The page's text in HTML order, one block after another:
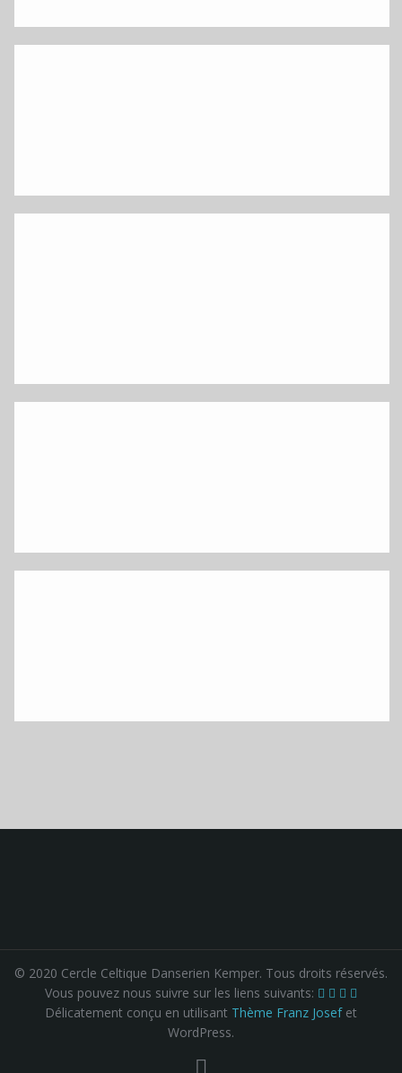
© 2020 Cercle Celtique Danserien Kemper. Tous droits réservés.
Vous pouvez nous suivre sur les liens suivants:
Délicatement conçu en utilisant Thème Franz Josefet
WordPress.